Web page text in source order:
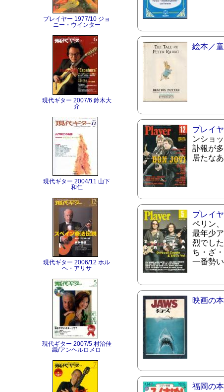
プレイヤー 1977/10 ジョ
ニー・ウインター
現代ギター 2007/6 鈴木大
介
現代ギター 2004/11 山下
和仁
現代ギター 2006/12 ホル
ヘ・アリサ
現代ギター 2007/5 村治佳
織/アンヘルロメロ
絵本／
プレイ
ンショ
訃報が
居たな
プレイ
ペリン
最年少
烈でし
ち・ざ
一番勢
映画の本
福岡の本